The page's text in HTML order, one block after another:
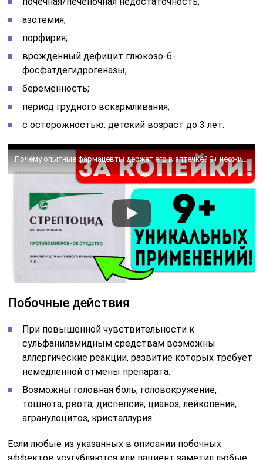
азотемия;
порфирия;
врожденный дефицит глюкозо-6-
фосфатдегидрогеназы;
беременность;
период грудного вскармливания;
с осторожностью: детский возраст до 3 лет.
Почему опытные фармацевты держат его в аптечке? 9+ неожиданных применений стрептоцида для здоровья!
Побочные действия
При повышенной чувствительности к
сульфаниламидным средствам возможны
аллергические реакции, развитие которых требует
немедленной отмены препарата.
Возможны головная боль, головокружение,
тошнота, рвота, диспепсия, цианоз, лейкопения,
агранулоцитоз, кристаллурия.
Если любые из указанных в описании побочных
эффектов усугубляются или пациент заметил любые